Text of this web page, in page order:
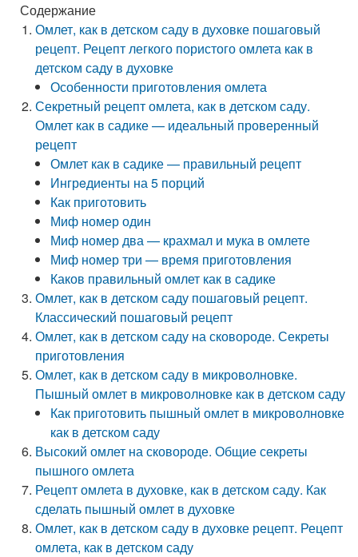
Содержание
Омлет, как в детском саду в духовке пошаговый
рецепт. Рецепт легкого пористого омлета как в
детском саду в духовке
Особенности приготовления омлета
Секретный рецепт омлета, как в детском саду.
Омлет как в садике — идеальный проверенный
рецепт
Омлет как в садике — правильный рецепт
Ингрeдиенты на 5 порций
Как приготовить
Миф номер один
Миф номер два — крахмал и мука в омлете
Миф номер три — время приготовления
Каков правильный омлет как в садике
Омлет, как в детском саду пошаговый рецепт.
Классический пошаговый рецепт
Омлет, как в детском саду на сковороде. Секреты
приготовления
Омлет, как в детском саду в микроволновке.
Пышный омлет в микроволновке как в детском саду
Как приготовить пышный омлет в микроволновке
как в детском саду
Высокий омлет на сковороде. Общие секреты
пышного омлета
Рецепт омлета в духовке, как в детском саду. Как
сделать пышный омлет в духовке
Омлет, как в детском саду в духовке рецепт. Рецепт
омлета, как в детском саду